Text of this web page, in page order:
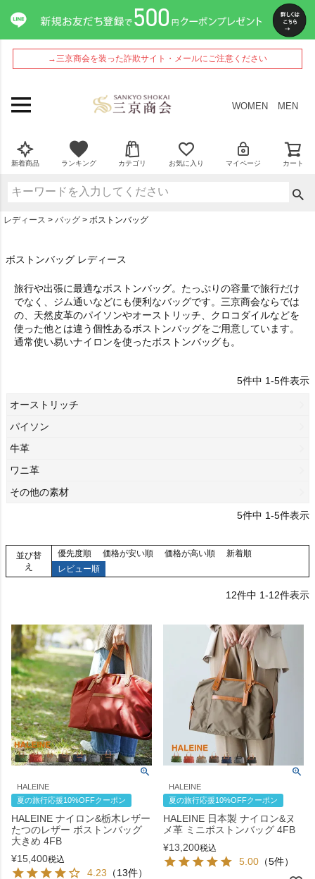
→三京商会を装った詐欺サイト・メールにご注意ください
WOMEN MEN
新着商品 ランキング カテゴリ お気に入り マイページ カート
レディース バッグ ボストンバッグ
ボストンバッグ レディース
旅行や出張に最適なボストンバッグ。たっぷりの容量で旅行だけ
でなく、ジム通いなどにも便利なバッグです。三京商会ならでは
の、天然皮革のパイソンやオーストリッチ、クロコダイルなどを
使った他とは違う個性あるボストンバッグをご用意しています。
通常使い易いナイロンを使ったボストンバッグも。
5件中 1-5件表示
オーストリッチ
パイソン
牛革
ワニ革
その他の素材
5件中 1-5件表示
並び替
え
優先度順 価格が安い順 価格が高い順
新着順
レビュー順
12件中 1-12件表示
HALEINE
夏の旅行応援10%OFFクーポン
HALEINE ナイロン&栃木レザー
たつのレザー ボストンバッグ
大きめ 4FB
¥15,400税込
4.23 （13件）
HALEINE
夏の旅行応援10%OFFクーポン
HALEINE 日本製 ナイロン&ヌ
メ革 ミニボストンバッグ 4FB
¥13,200税込
5.00 （5件）